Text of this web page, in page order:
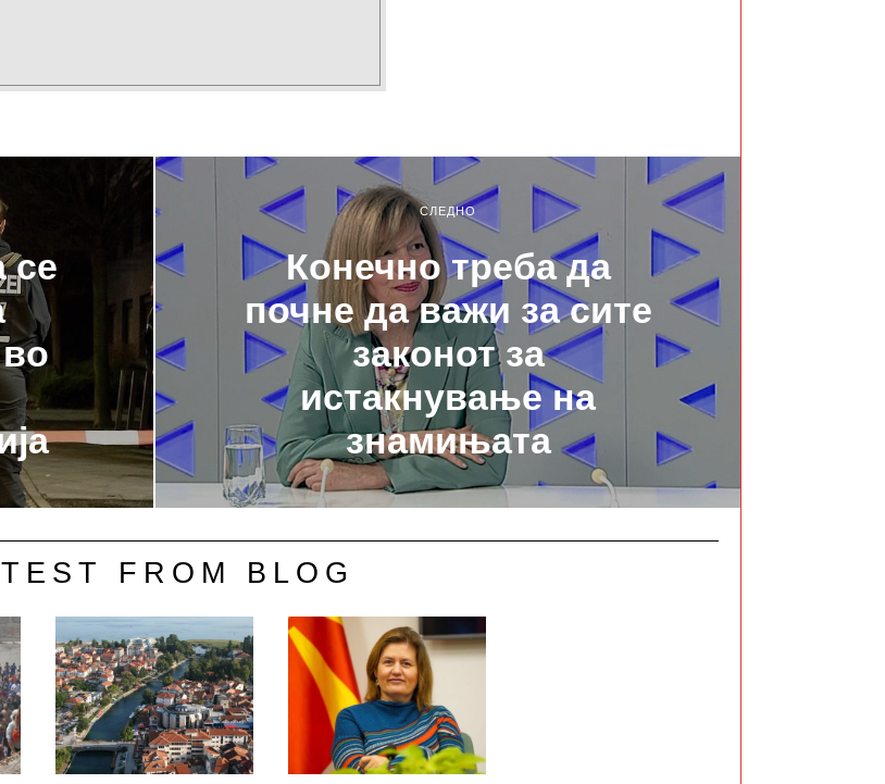
се
СЛЕДНО
Конечно треба да
почне да важи за сите
законот за
истакнување на
знамињата
FROM BLOG